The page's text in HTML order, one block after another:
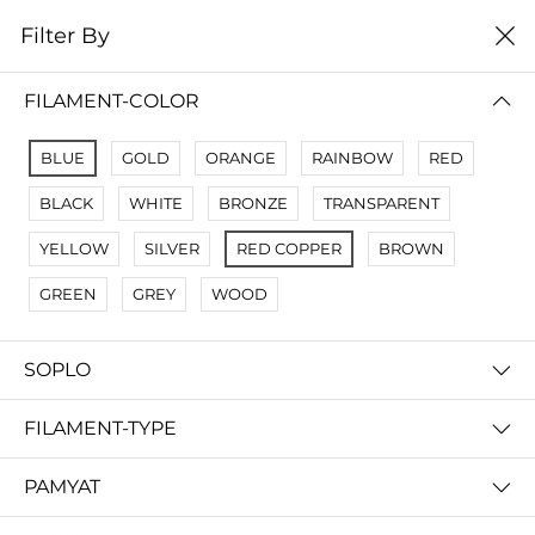
0
No Results
Not Found Filters1
Not Found Filters2
Filter By
FILAMENT-COLOR
BLUE GOLD ORANGE RAINBOW RED
BLACK WHITE BRONZE TRANSPARENT
YELLOW SILVER RED COPPER BROWN
GREEN GREY WOOD
SOPLO
FILAMENT-TYPE
PAMYAT